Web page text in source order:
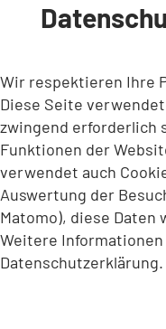
INHALT ANSPRINGEN
Wir respektieren Ihre
Diese Seite
zwingend erforderlich
Funktionen der
verwendet auch
Auswertung der
Matomo), diese
Weitere
Datenschutzerklärung.